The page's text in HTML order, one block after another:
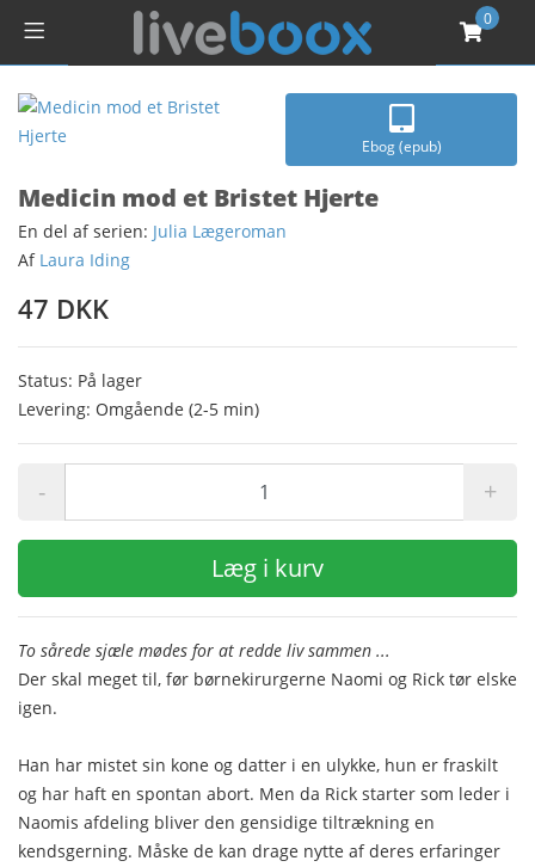
0
Ebog (epub)
Medicin mod et Bristet Hjerte
En del af serien: Julia Lægeroman
Af Laura Iding
47 DKK
Status: På lager
Levering: Omgående (2-5 min)
- +
Læg i kurv
To sårede sjæle mødes for at redde liv sammen ...
Der skal meget til, før børnekirurgerne Naomi og Rick tør elske
igen.
Han har mistet sin kone og datter i en ulykke, hun er fraskilt
og har haft en spontan abort. Men da Rick starter som leder i
Naomis afdeling bliver den gensidige tiltrækning en
kendsgerning. Måske de kan drage nytte af deres erfaringer